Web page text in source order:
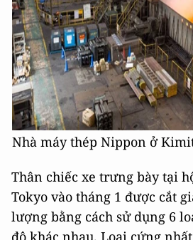
Nhà máy thép Nippon ở
Thân chiếc xe trưng bày tại
Tokyo vào tháng 1 được cắt
lượng bằng cách sử dụng 6
độ khác nhau. Loại cứng